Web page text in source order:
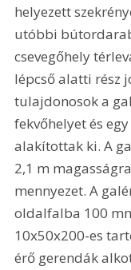
helyezett
utóbbi
csevegőhely
lépcső alatti rész
tulajdonosok a
fekvőhelyet és
alakítottak ki. A
2,1 m
mennyezet. A
oldalfalba 100
10x50x200-es
érő gerendák